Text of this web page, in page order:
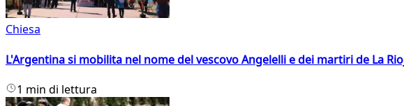
Chiesa
L'Argentina si mobilita nel nome del vescovo Angelelli e dei martiri de La
1 min di lettura